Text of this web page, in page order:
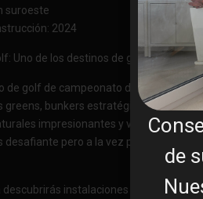
suroeste
2024
Uno de los destinos de golf más
de golf de campeonato de 18 hoyos y
greens, bunkers estratégicamente
impresionantes y vistas
desafiante pero a la vez placentera
descubrirás instalaciones de primer
de